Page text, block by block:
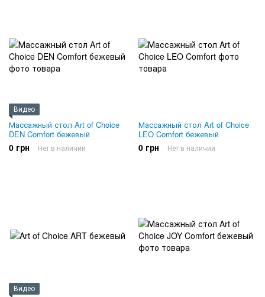
Видео
Массажный стол Art of Choice
DEN Comfort бежевый
0 грн Нет в наличии
Массажный стол Art of Choice
LEO Comfort бежевый
0 грн Нет в наличии
Видео